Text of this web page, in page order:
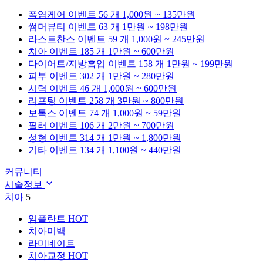
폭염케어 이벤트 56 개 1,000원 ~ 135만원
썸머뷰티 이벤트 63 개 1만원 ~ 198만원
라스트찬스 이벤트 59 개 1,000원 ~ 245만원
치아 이벤트 185 개 1만원 ~ 600만원
다이어트/지방흡입 이벤트 158 개 1만원 ~ 199만원
피부 이벤트 302 개 1만원 ~ 280만원
시력 이벤트 46 개 1,000원 ~ 600만원
리프팅 이벤트 258 개 3만원 ~ 800만원
보톡스 이벤트 74 개 1,000원 ~ 59만원
필러 이벤트 106 개 2만원 ~ 700만원
성형 이벤트 314 개 1만원 ~ 1,800만원
기타 이벤트 134 개 1,100원 ~ 440만원
커뮤니티
시술정보
치아 5
임플란트 HOT
치아미백
라미네이트
치아교정 HOT